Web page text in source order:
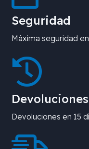
Seguridad
Máxima seguridad
Devoluciones
Devoluciones en 15